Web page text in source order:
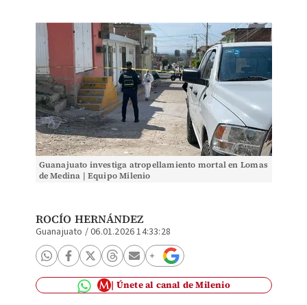
Guanajuato investiga atropellamiento mortal en Lomas
de Medina | Equipo Milenio
ROCÍO HERNÁNDEZ
Guanajuato /06.01.2026 14:33:28
Únete al canal de Milenio